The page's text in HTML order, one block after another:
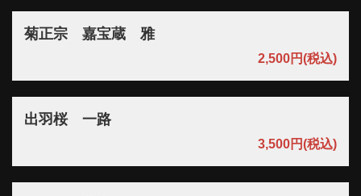
菊正宗 嘉宝蔵 雅
2,500円(税込)
出羽桜 一路
3,500円(税込)